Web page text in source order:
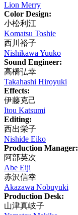
Lion Merry
Color Design:
小松利江
Komatsu Toshie
西川裕子
Nishikawa Yuuko
Sound Engineer:
高橋弘幸
Takahashi Hiroyuki
Effects:
伊藤克己
Itou Katsumi
Editing:
西出栄子
Nishide Eiko
Production Manager:
阿部英次
Abe Eiji
赤沢信幸
Akazawa Nobuyuki
Production Desk:
山津真岐子